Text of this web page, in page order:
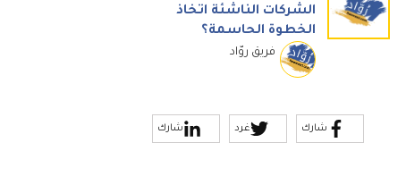
الشركات الناشئة اتخاذ
الخطوة الحاسمة؟
فريق روّاد
شارك غرد شارك